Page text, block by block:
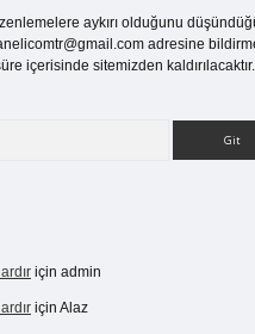
aykırı olduğunu
adresine
içerisinde sitemizden kaldırılacaktır.
için admin
için Alaz